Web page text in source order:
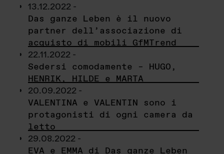
13.12.2022 -
Das ganze Leben è il nuovo
partner dell’associazione di
acquisto di mobili GfMTrend
22.11.2022 -
Sedersi comodamente – HUGO,
HENRIK, HILDE e MARTA
20.09.2022 -
VALENTINA e VALENTIN sono i
protagonisti di ogni camera da
letto
29.08.2022 -
EVA e EMMA di Das ganze Leben